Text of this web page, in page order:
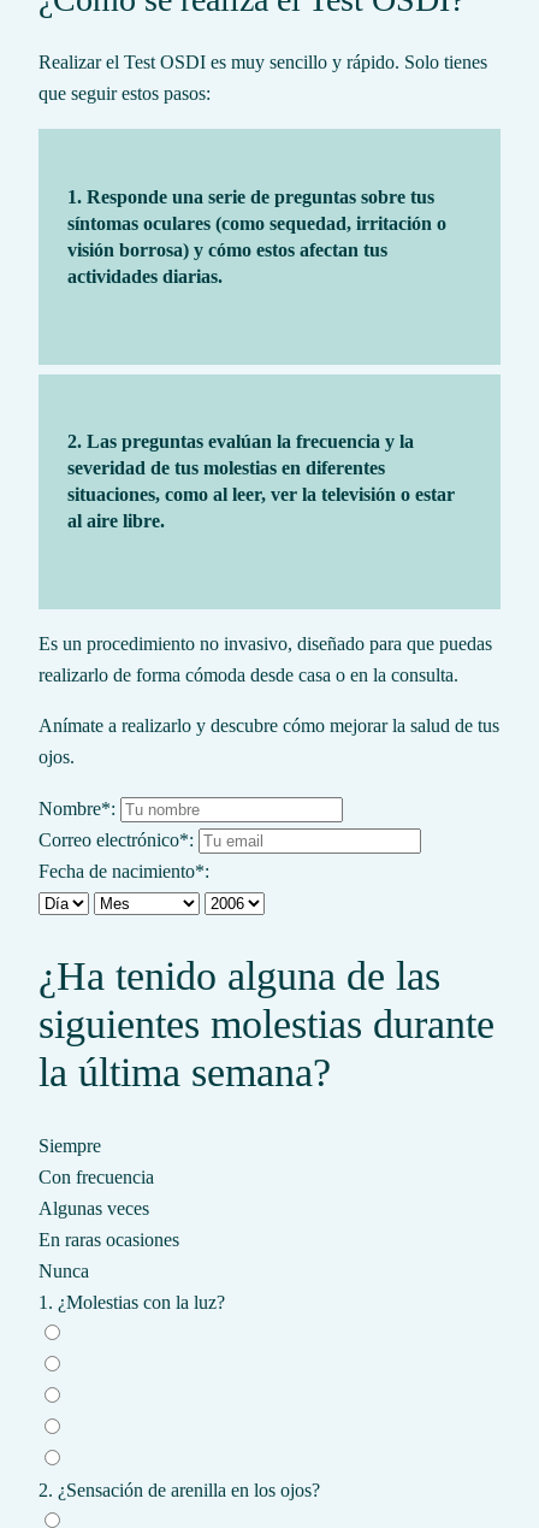
Realizar el Test OSDI es muy sencillo y rápido. Solo tienes
que seguir estos pasos:
1. Responde una serie de preguntas sobre tus
síntomas oculares (como sequedad, irritación o
visión borrosa) y cómo estos afectan tus
actividades diarias.
2. Las preguntas evalúan la frecuencia y la
severidad de tus molestias en diferentes
situaciones, como al leer, ver la televisión o estar
al aire libre.
Es un procedimiento no invasivo, diseñado para que puedas
realizarlo de forma cómoda desde casa o en la consulta.
Anímate a realizarlo y descubre cómo mejorar la salud de tus
ojos.
Nombre*:
Correo electrónico*:
Fecha de nacimiento*:
¿Ha tenido alguna de las
siguientes molestias durante
la última semana?
Siempre
Con frecuencia
Algunas veces
En raras ocasiones
Nunca
1. ¿Molestias con la luz?
2. ¿Sensación de arenilla en los ojos?